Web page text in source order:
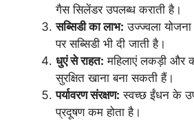
गैस सिलेंडर उपलब्ध कराती है।
सब्सिडी का लाभ: उज्ज्वला
पर सब्सिडी भी दी जाती है।
धुएं से राहत: महिलाएं लकड़ी
सुरक्षित खाना बना सकती हैं।
पर्यावरण संरक्षण: स्वच्छ ईंधन के
प्रदूषण कम होता है।